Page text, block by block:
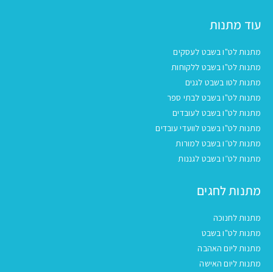
עוד מתנות
מתנות לט"ו בשבט לעסקים
מתנות לט"ו בשבט ללקוחות
מתנות לטו בשבט לגנים
מתנות לט"ו בשבט לבתי ספר
מתנות לט"ו בשבט לעובדים
מתנות לט"ו בשבט לוועדי עובדים
מתנות לט״ו בשבט למורות
מתנות לט״ו בשבט לגננות
מתנות לחגים
מתנות לחנוכה
מתנות לט"ו בשבט
מתנות ליום האהבה
מתנות ליום האישה